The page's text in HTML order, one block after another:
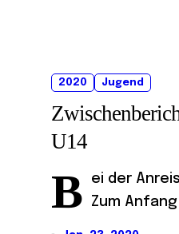
2020 Jugend
U14
B
ei der
Zum